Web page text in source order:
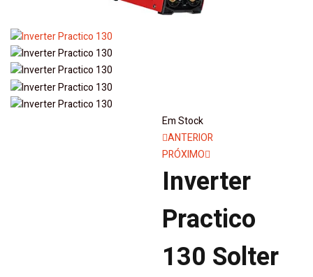
Em Stock
Navegação
de
artigos
ANTERIOR
PRÓXIMO
Inverter
Practico
130 Solter